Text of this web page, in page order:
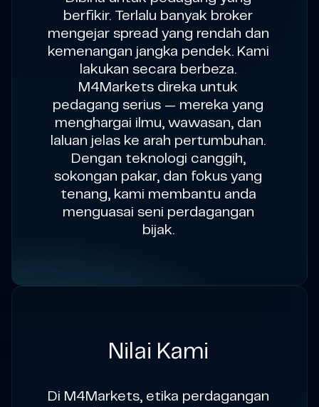
berfikir. Terlalu banyak broker
mengejar spread yang rendah dan
kemenangan jangka pendek. Kami
lakukan secara berbeza.
M4Markets direka untuk
pedagang serius — mereka yang
menghargai ilmu, wawasan, dan
laluan jelas ke arah pertumbuhan.
Dengan teknologi canggih,
sokongan pakar, dan fokus yang
tenang, kami membantu anda
menguasai seni perdagangan
bijak.
Nilai Kami
Di M4Markets, etika perdagangan